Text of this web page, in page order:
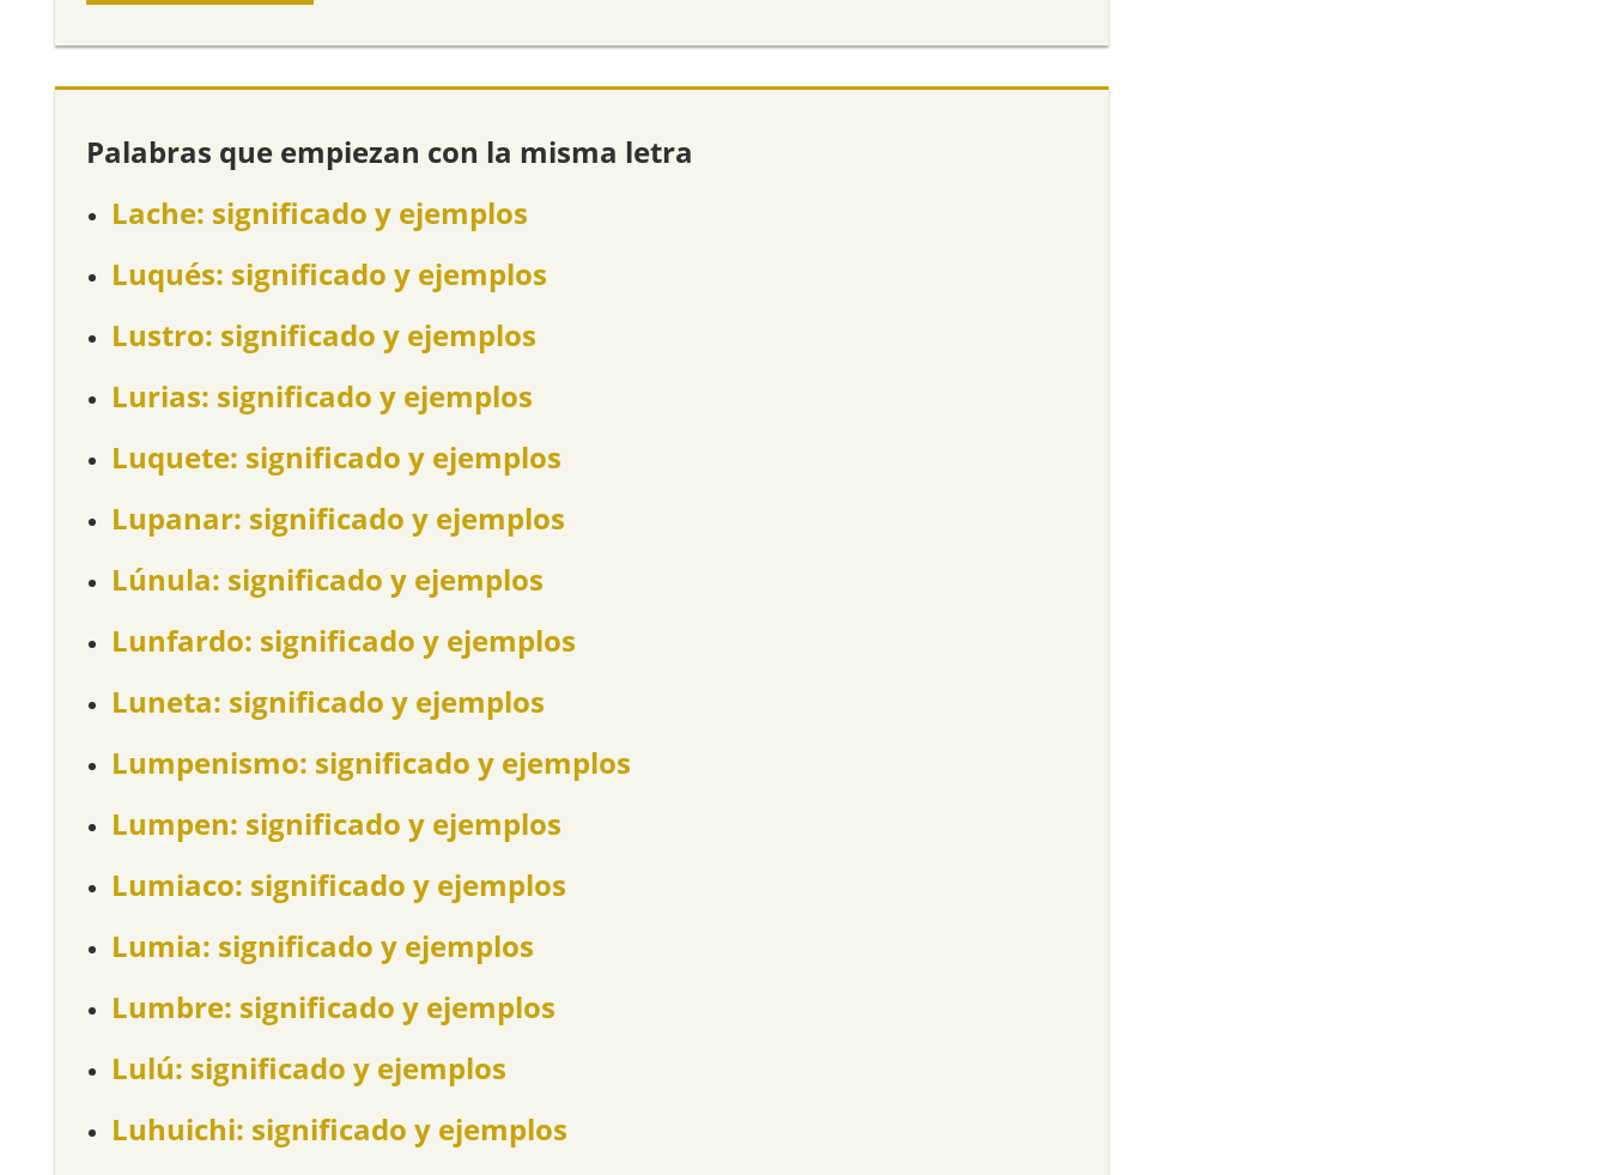
Palabras que empiezan con la misma letra
Lache: significado y ejemplos
Luqués: significado y ejemplos
Lustro: significado y ejemplos
Lurias: significado y ejemplos
Luquete: significado y ejemplos
Lupanar: significado y ejemplos
Lúnula: significado y ejemplos
Lunfardo: significado y ejemplos
Luneta: significado y ejemplos
Lumpenismo: significado y ejemplos
Lumpen: significado y ejemplos
Lumiaco: significado y ejemplos
Lumia: significado y ejemplos
Lumbre: significado y ejemplos
Lulú: significado y ejemplos
Luhuichi: significado y ejemplos